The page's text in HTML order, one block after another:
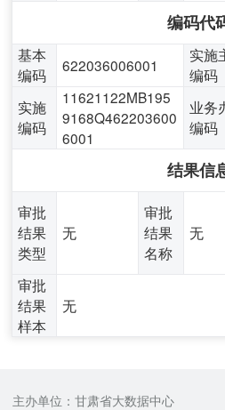
编码代
基本
编码
622036006001
实施
编码
实施
编码
11621122MB195
9168Q462203600
6001
业务
编码
结果信
审批
结果
类型
无
审批
结果
名称
无
审批
结果
样本
无
主办单位：甘肃省大数据中心